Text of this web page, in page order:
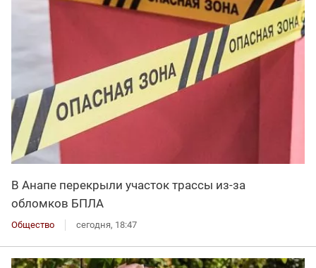
В Анапе перекрыли участок трассы из-за
обломков БПЛА
Общество сегодня, 18:47